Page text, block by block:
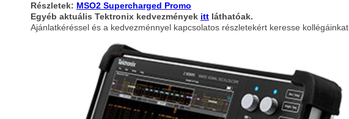
Részletek: MSO2 Supercharged Promo
Egyéb aktuális Tektronix kedvezmények itt láthatóak.
Ajánlatkéréssel és a kedvezménnyel kapcsolatos részletekért keresse kollégáinkat.